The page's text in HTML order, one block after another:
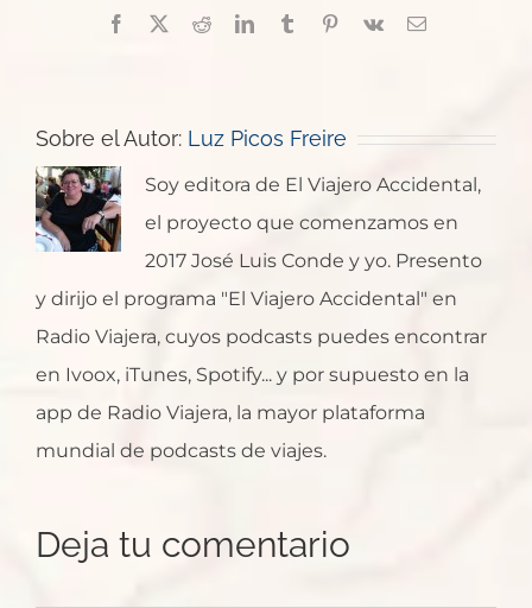
Facebook
X RedditLinkedInTumblrPinterest
Vk
Correo
Sobre el Autor: Luz Picos Freire
Soy editora de El Viajero Accidental,
el proyecto que comenzamos en
2017 José Luis Conde y yo. Presento
y dirijo el programa "El Viajero Accidental" en
Radio Viajera, cuyos podcasts puedes encontrar
en Ivoox, iTunes, Spotify... y por supuesto en la
app de Radio Viajera, la mayor plataforma
mundial de podcasts de viajes.
Deja tu comentario